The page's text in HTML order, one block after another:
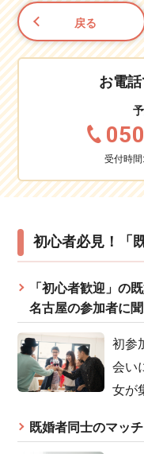
戻る
お電
受付時
初心者必見！「
「初心者歓迎」の
名古屋の参加者に
初参
会い
女が
既婚者同士のマッ